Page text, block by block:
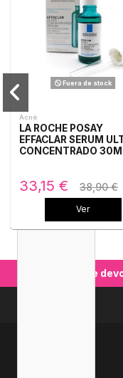
Fuera de stock
Acné
LA ROCHE POSAY
EFFACLAR SERUM
CONCENTRADO
33,15 € 38,90 €
Ver
Garantía de